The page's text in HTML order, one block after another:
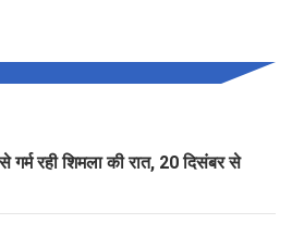
रही शिमला की रात, 20 दिसंबर से